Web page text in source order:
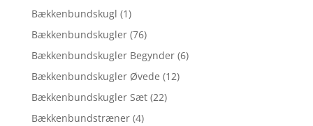
Bækkenbundskugl (1)
Bækkenbundskugler (76)
Bækkenbundskugler Begynder (6)
Bækkenbundskugler Øvede (12)
Bækkenbundskugler Sæt (22)
Bækkenbundstræner (4)